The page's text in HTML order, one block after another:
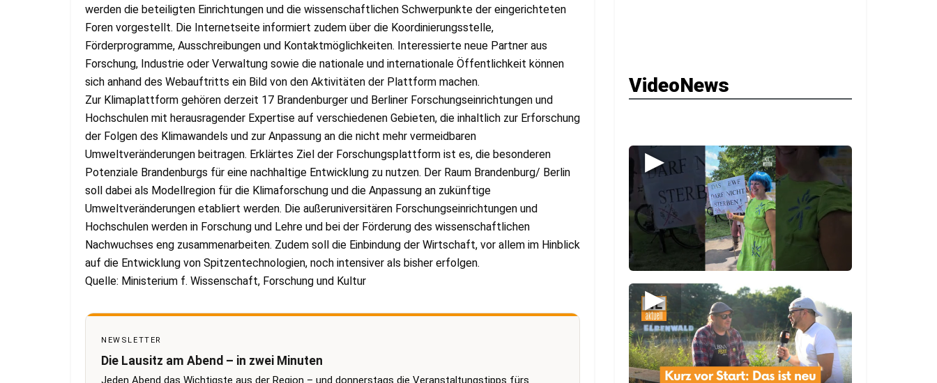
werden die beteiligten Einrichtungen und die wissenschaftlichen Schwerpunkte der eingerichteten
Foren vorgestellt. Die Internetseite informiert zudem über die Koordinierungsstelle,
Förderprogramme, Ausschreibungen und Kontaktmöglichkeiten. Interessierte neue Partner aus
Forschung, Industrie oder Verwaltung sowie die nationale und internationale Öffentlichkeit können
sich anhand des Webauftritts ein Bild von den Aktivitäten der Plattform machen.
Zur Klimaplattform gehören derzeit 17 Brandenburger und Berliner Forschungseinrichtungen und
Hochschulen mit herausragender Expertise auf verschiedenen Gebieten, die inhaltlich zur Erforschung
der Folgen des Klimawandels und zur Anpassung an die nicht mehr vermeidbaren
Umweltveränderungen beitragen. Erklärtes Ziel der Forschungsplattform ist es, die besonderen
Potenziale Brandenburgs für eine nachhaltige Entwicklung zu nutzen. Der Raum Brandenburg/ Berlin
soll dabei als Modellregion für die Klimaforschung und die Anpassung an zukünftige
Umweltveränderungen etabliert werden. Die außeruniversitären Forschungseinrichtungen und
Hochschulen werden in Forschung und Lehre und bei der Förderung des wissenschaftlichen
Nachwuchses eng zusammenarbeiten. Zudem soll die Einbindung der Wirtschaft, vor allem im Hinblick
auf die Entwicklung von Spitzentechnologien, noch intensiver als bisher erfolgen.
Quelle: Ministerium f. Wissenschaft, Forschung und Kultur
NEWSLETTER
Die Lausitz am Abend – in zwei Minuten
Jeden Abend das Wichtigste aus der Region – und donnerstags die Veranstaltungstipps fürs
VideoNews
▶
▶